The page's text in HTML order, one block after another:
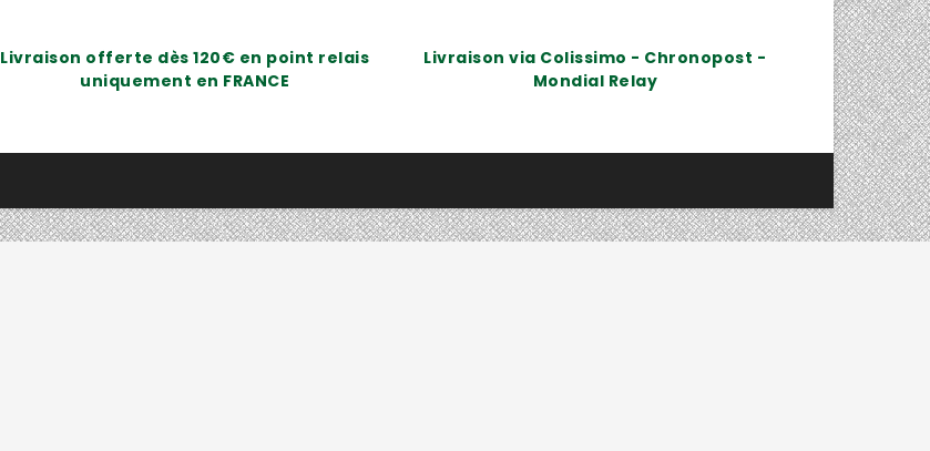
Livraison offerte dès 120€ en point relais
uniquement en FRANCE
Livraison via Colissimo - Chronopost -
Mondial Relay